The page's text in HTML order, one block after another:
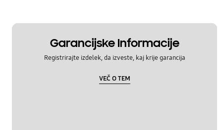
Garancijske Informacije
Registrirajte izdelek, da izveste, kaj krije garancija
VEČ O TEM